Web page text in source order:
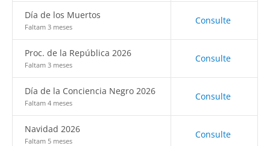
Día de los Muertos
Faltam 3 meses
Consulte
Proc. de la República 2026
Faltam 3 meses
Consulte
Día de la Conciencia Negro 2026
Faltam 4 meses
Consulte
Navidad 2026
Faltam 5 meses
Consulte